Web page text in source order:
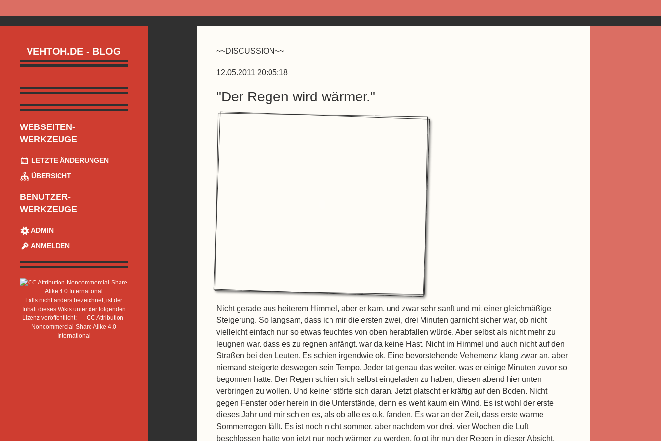
VEHTOH.DE - BLOG
WEBSEITEN-
WERKZEUGE
LETZTE ÄNDERUNGEN
ÜBERSICHT
BENUTZER-
WERKZEUGE
ADMIN
ANMELDEN
Falls nicht anders bezeichnet, ist der
Inhalt dieses Wikis unter der folgenden
Lizenz veröffentlicht:
CC Attribution-
Noncommercial-Share Alike 4.0
International
~~DISCUSSION~~
12.05.2011 20:05:18
"Der Regen wird wärmer."
Nicht gerade aus heiterem Himmel, aber er kam. und zwar sehr sanft und mit einer gleichmäßige
Steigerung. So langsam, dass ich mir die ersten zwei, drei Minuten garnicht sicher war, ob nicht
vielleicht einfach nur so etwas feuchtes von oben herabfallen würde. Aber selbst als nicht mehr zu
leugnen war, dass es zu regnen anfängt, war da keine Hast. Nicht im Himmel und auch nicht auf den
Straßen bei den Leuten. Es schien irgendwie ok. Eine bevorstehende Vehemenz klang zwar an, aber
niemand steigerte deswegen sein Tempo. Jeder tat genau das weiter, was er einige Minuten zuvor so
begonnen hatte. Der Regen schien sich selbst eingeladen zu haben, diesen abend hier unten
verbringen zu wollen. Und keiner störte sich daran. Jetzt platscht er kräftig auf den Boden. Nicht
gegen Fenster oder herein in die Unterstände, denn es weht kaum ein Wind. Es ist wohl der erste
dieses Jahr und mir schien es, als ob alle es o.k. fanden. Es war an der Zeit, dass erste warme
Sommerregen fällt. Es ist noch nicht sommer, aber nachdem vor drei, vier Wochen die Luft
beschlossen hatte von jetzt nur noch wärmer zu werden, folgt ihr nun der Regen in dieser Absicht.